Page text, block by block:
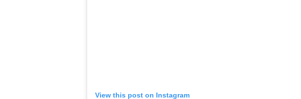
View this post on Instagram